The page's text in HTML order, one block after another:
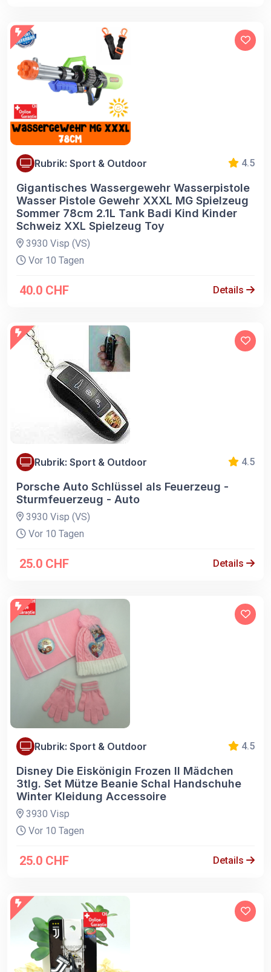
Rubrik: Sport & Outdoor 4.5
Gigantisches Wassergewehr Wasserpistole
Wasser Pistole Gewehr XXXL MG Spielzeug
Sommer 78cm 2.1L Tank Badi Kind Kinder
Schweiz XXL Spielzeug Toy
3930 Visp (VS)
Vor 10 Tagen
40.0 CHF Details
Rubrik: Sport & Outdoor 4.5
Porsche Auto Schlüssel als Feuerzeug -
Sturmfeuerzeug - Auto
3930 Visp (VS)
Vor 10 Tagen
25.0 CHF Details
Rubrik: Sport & Outdoor 4.5
Disney Die Eiskönigin Frozen II Mädchen
3tlg. Set Mütze Beanie Schal Handschuhe
Winter Kleidung Accessoire
3930 Visp
Vor 10 Tagen
25.0 CHF Details